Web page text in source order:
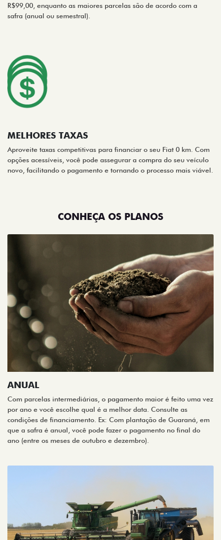
R$99,00, enquanto as maiores parcelas são de acordo com a
safra (anual ou semestral).
MELHORES TAXAS
Aproveite taxas competitivas para financiar o seu Fiat 0 km. Com
opções acessíveis, você pode assegurar a compra do seu veículo
novo, facilitando o pagamento e tornando o processo mais viável.
CONHEÇA OS PLANOS
ANUAL
Com parcelas intermediárias, o pagamento maior é feito uma vez
por ano e você escolhe qual é a melhor data. Consulte as
condições de financiamento. Ex: Com plantação de Guaraná, em
que a safra é anual, você pode fazer o pagamento no final do
ano (entre os meses de outubro e dezembro).